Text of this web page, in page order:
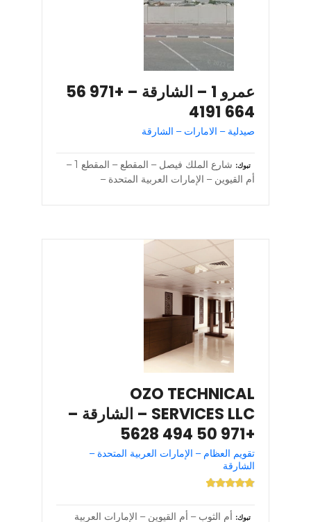
عمرو 1 – الشارقة – +971 56
664 4191
صيدلية – الامارات – الشارقة
تبوك
شارع الملك فيصل – المقطع – المقطع 1 –
أم القيوين – الإمارات العربية المتحدة –
OZO TECHNICAL
SERVICES LLC – الشارقة –
+971 50 494 5628
تقويم العظام – الإمارات العربية المتحدة –
الشارقة
تبوك
أم الثوب – أم القيوين – الإمارات العربية